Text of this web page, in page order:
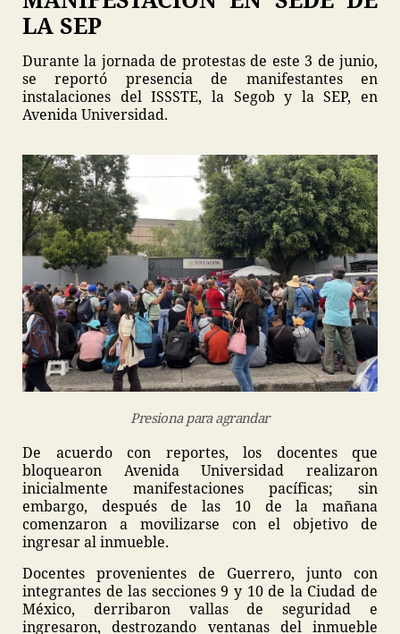
LA SEP
Durante la jornada de protestas de este 3 de junio,
se reportó presencia de manifestantes en
instalaciones del ISSSTE, la Segob y la SEP, en
Avenida Universidad.
Presiona para agrandar
De acuerdo con reportes, los docentes que
bloquearon Avenida Universidad realizaron
inicialmente manifestaciones pacíficas; sin
embargo, después de las 10 de la mañana
comenzaron a movilizarse con el objetivo de
ingresar al inmueble.
Docentes provenientes de Guerrero, junto con
integrantes de las secciones 9 y 10 de la Ciudad de
México, derribaron vallas de seguridad e
ingresaron, destrozando ventanas del inmueble